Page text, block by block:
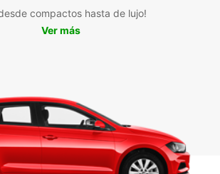
desde compactos hasta de lujo!
Ver más